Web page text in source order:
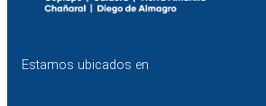
Estamos ubicados en